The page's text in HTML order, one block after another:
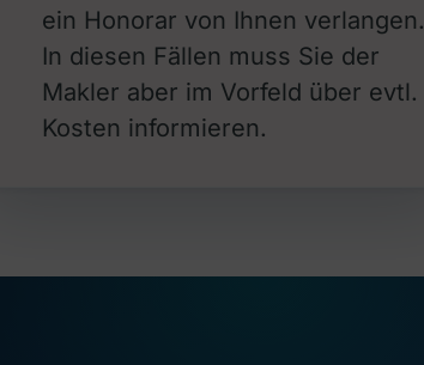
ein Honorar von Ihnen verlangen.
In diesen Fällen muss Sie der
Makler aber im Vorfeld über evtl.
Kosten informieren.